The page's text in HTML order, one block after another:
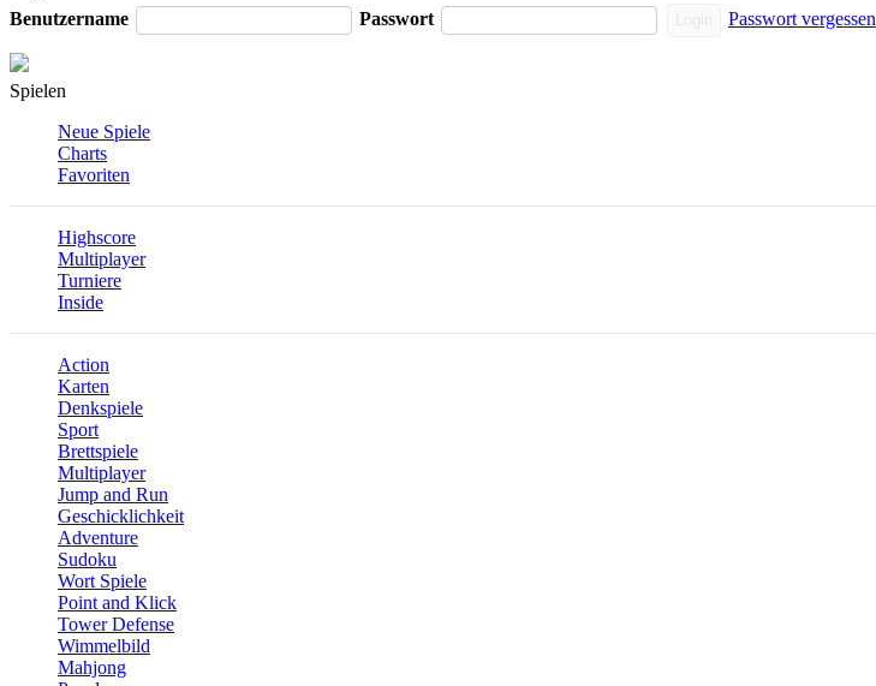
Benutzername
Passwort Passwort vergessen
Spielen
Neue Spiele
Charts
Favoriten
Highscore
Multiplayer
Turniere
Inside
Action
Karten
Denkspiele
Sport
Brettspiele
Multiplayer
Jump and Run
Geschicklichkeit
Adventure
Sudoku
Wort Spiele
Point and Klick
Tower Defense
Wimmelbild
Mahjong